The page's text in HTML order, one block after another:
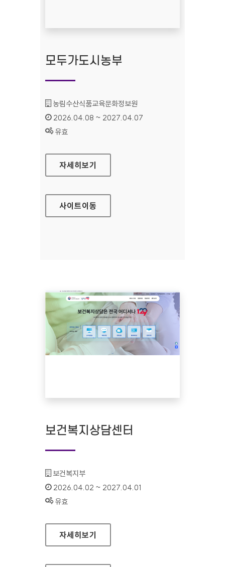
모두가도시농부
기관명 :
농림수산식품교육문화정보원
인증기간 :
2026.04.08 ~ 2027.04.07
상태 :
유효
모두가도시농부
자세히보기
사이트이동
보건복지상담센터
기관명 :
보건복지부
인증기간 :
2026.04.02 ~ 2027.04.01
상태 :
유효
보건복지상담센터
자세히보기